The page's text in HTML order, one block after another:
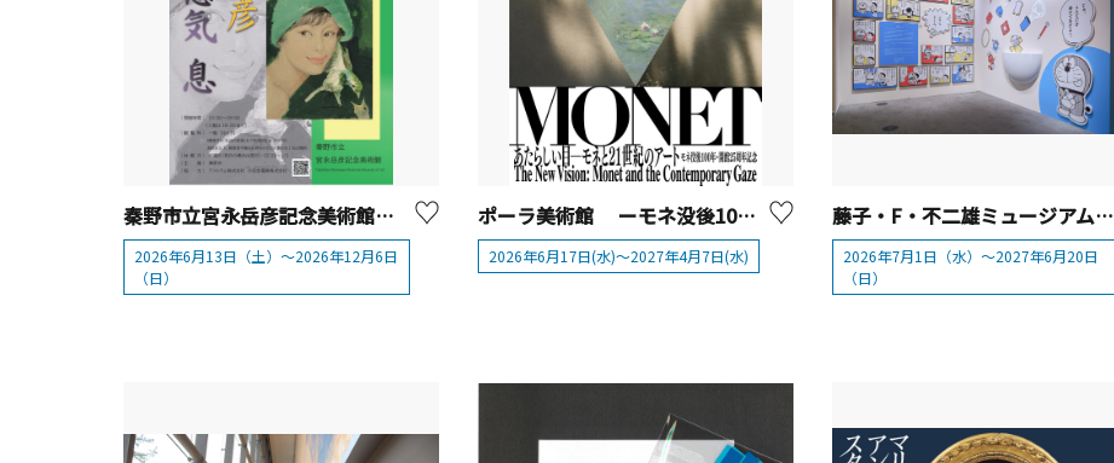
秦野市立宮永岳彦記念美術館 展覧会「宮永岳彦 粋 意気 息」【秦野市】
2026年6月13日（土）～2026年12月6日
（日）
ポーラ美術館 ーモネ没後100年・開館25周年記念『あたらしい目ーモネと21世紀のアート』展
2026年6月17日(水)～2027年4月7日(水)
藤子・F・不二雄ミュージアム開館15周年記念 ドラえも～ん！願いをかなえるひみつ道具展【川崎市】
2026年7月1日（水）～2027年6月20日
（日）